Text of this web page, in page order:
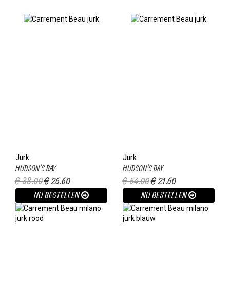
Jurk
HUDSON'S BAY
€ 38.00€ 26.60
NU BESTELLEN
Jurk
HUDSON'S BAY
€ 54.00€ 21.60
NU BESTELLEN